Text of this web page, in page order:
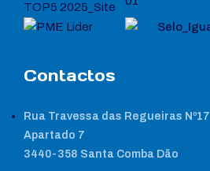
Contactos
Rua Travessa das Regueiras Nº17
Apartado 7
3440-358 Santa Comba Dão